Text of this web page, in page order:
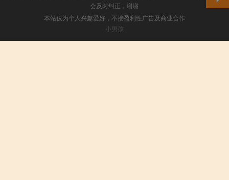
会及时纠正，谢谢
本站仅为个人兴趣爱好，不接盈利性广告及商业合作
小男孩